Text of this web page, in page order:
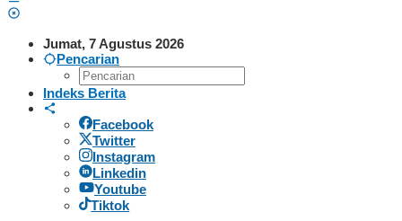
Jumat, 7 Agustus 2026
Pencarian
Indeks Berita
Facebook
Twitter
Instagram
Linkedin
Youtube
Tiktok